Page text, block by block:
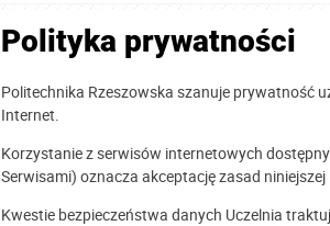
Polityka prywatności
Politechnika Rzeszowska szanuje prywatność
Internet.
Korzystanie z serwisów internetowych
Serwisami) oznacza akceptację zasad
Kwestie bezpieczeństwa danych Uczelnia